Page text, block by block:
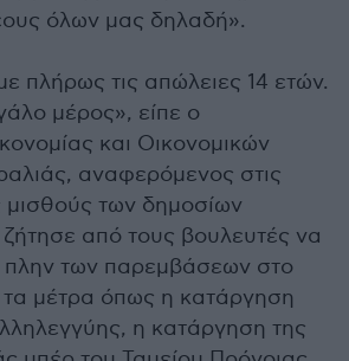
όλων μας δηλαδή».
πλήρως τις απώλειες 14 ετών.
μέρος», είπε ο
και Οικονομικών
αναφερόμενος στις
μισθούς των δημοσίων
από τους βουλευτές να
πλην των παρεμβάσεων στο
τα μέτρα όπως η κατάργηση
η κατάργηση της